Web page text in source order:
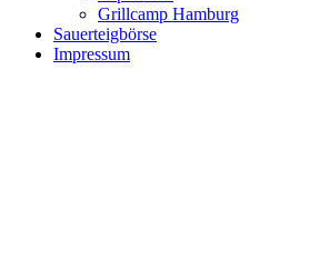
Grillcamp Hamburg
Sauerteigbörse
Impressum